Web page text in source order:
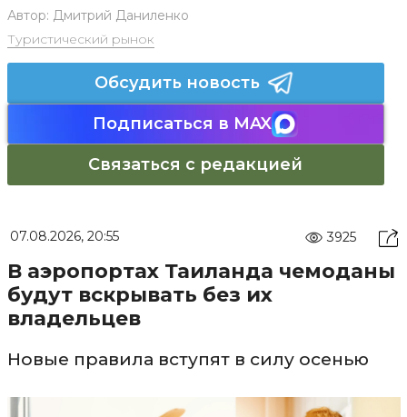
Автор: Дмитрий Даниленко
Туристический рынок
Обсудить новость
Подписаться в MAX
Связаться с редакцией
07.08.2026, 20:55 3925
В аэропортах Таиланда чемоданы
будут вскрывать без их
владельцев
Новые правила вступят в силу осенью